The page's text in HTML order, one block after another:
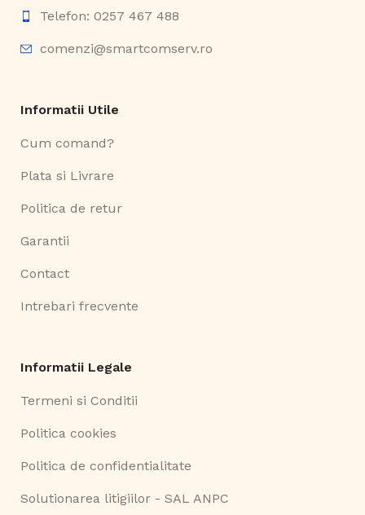
Telefon: 0257 467 488
comenzi@smartcomserv.ro
Informatii Utile
Cum comand?
Plata si Livrare
Politica de retur
Garantii
Contact
Intrebari frecvente
Informatii Legale
Termeni si Conditii
Politica cookies
Politica de confidentialitate
Solutionarea litigiilor - SAL ANPC